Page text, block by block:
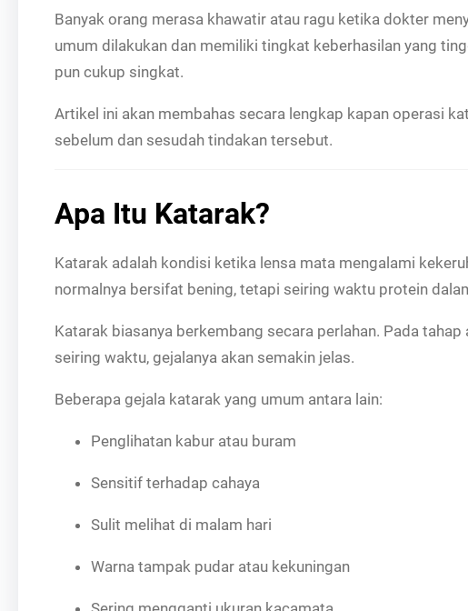
Banyak orang merasa khawatir atau ragu ketika dokter
umum dilakukan dan memiliki tingkat keberhasilan yang
pun cukup singkat.
Artikel ini akan membahas secara lengkap kapan operasi
sebelum dan sesudah tindakan tersebut.
Apa Itu Katarak?
Katarak adalah kondisi ketika lensa mata mengalami
normalnya bersifat bening, tetapi seiring waktu protein
Katarak biasanya berkembang secara perlahan. Pada
seiring waktu, gejalanya akan semakin jelas.
Beberapa gejala katarak yang umum antara lain:
Penglihatan kabur atau buram
Sensitif terhadap cahaya
Sulit melihat di malam hari
Warna tampak pudar atau kekuningan